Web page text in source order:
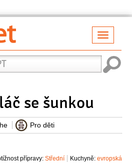
se šunkou
Pro děti
Kuchyně: evropská
přípravy: Střední